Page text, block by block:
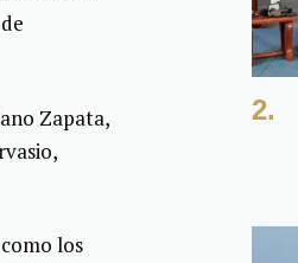
Zapata,
los